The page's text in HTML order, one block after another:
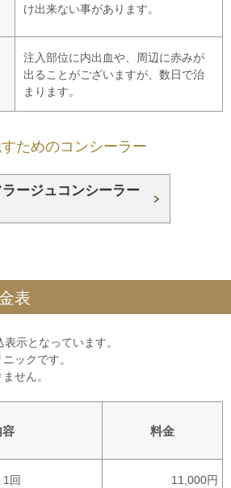
け出来ない事があります。
注入部位に内出血や、周辺に赤みが
出ることがございますが、数日で治
まります。
ためのコンシーラー
ラージュコンシーラー
表
示となっています。
ックです。
せん。
料金
1回 11,000円